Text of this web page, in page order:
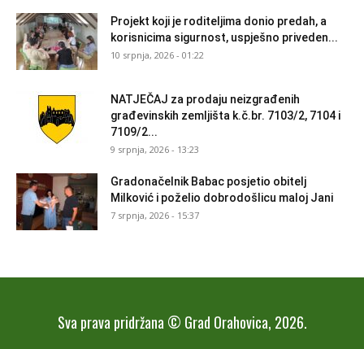
Projekt koji je roditeljima donio predah, a
korisnicima sigurnost, uspješno priveden...
10 srpnja, 2026 - 01:22
NATJEČAJ za prodaju neizgrađenih
građevinskih zemljišta k.č.br. 7103/2, 7104 i
7109/2...
9 srpnja, 2026 - 13:23
Gradonačelnik Babac posjetio obitelj
Milković i poželio dobrodošlicu maloj Jani
7 srpnja, 2026 - 15:37
Sva prava pridržana © Grad Orahovica, 2026.